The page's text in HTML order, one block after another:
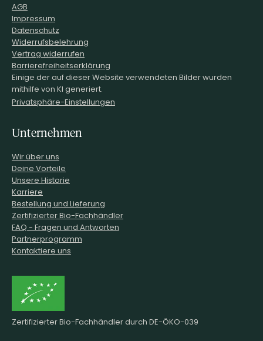
AGB
Impressum
Datenschutz
Widerrufsbelehrung
Vertrag widerrufen
Barrierefreiheitserklärung
Einige der auf dieser Website verwendeten Bilder wurden
mithilfe von KI generiert.
Privatsphäre-Einstellungen
Unternehmen
Wir über uns
Deine Vorteile
Unsere Historie
Karriere
Bestellung und Lieferung
Zertifizierter Bio-Fachhändler
FAQ - Fragen und Antworten
Partnerprogramm
Kontaktiere uns
Zertifizierter Bio-Fachhändler durch DE-ÖKO-039